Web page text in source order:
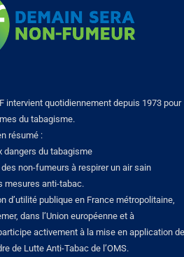
intervient quotidiennement depuis 1973 pour
du tabagisme.
résumé :
dangers du tabagisme
non-fumeurs à respirer un air sain
mesures anti-tabac.
d’utilité publique en France métropolitaine,
dans l’Union européenne et à
activement à la mise en application de
de Lutte Anti-Tabac de l’OMS.